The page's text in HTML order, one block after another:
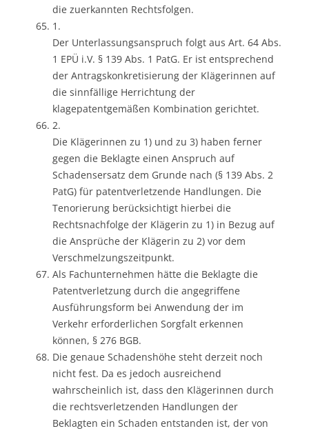
die zuerkannten Rechtsfolgen.
1.
Der Unterlassungsanspruch folgt aus Art. 64 Abs.
1 EPÜ i.V. § 139 Abs. 1 PatG. Er ist entsprechend
der Antragskonkretisierung der Klägerinnen auf
die sinnfällige Herrichtung der
klagepatentgemäßen Kombination gerichtet.
2.
Die Klägerinnen zu 1) und zu 3) haben ferner
gegen die Beklagte einen Anspruch auf
Schadensersatz dem Grunde nach (§ 139 Abs. 2
PatG) für patentverletzende Handlungen. Die
Tenorierung berücksichtigt hierbei die
Rechtsnachfolge der Klägerin zu 1) in Bezug auf
die Ansprüche der Klägerin zu 2) vor dem
Verschmelzungszeitpunkt.
Als Fachunternehmen hätte die Beklagte die
Patentverletzung durch die angegriffene
Ausführungsform bei Anwendung der im
Verkehr erforderlichen Sorgfalt erkennen
können, § 276 BGB.
Die genaue Schadenshöhe steht derzeit noch
nicht fest. Da es jedoch ausreichend
wahrscheinlich ist, dass den Klägerinnen durch
die rechtsverletzenden Handlungen der
Beklagten ein Schaden entstanden ist, der von